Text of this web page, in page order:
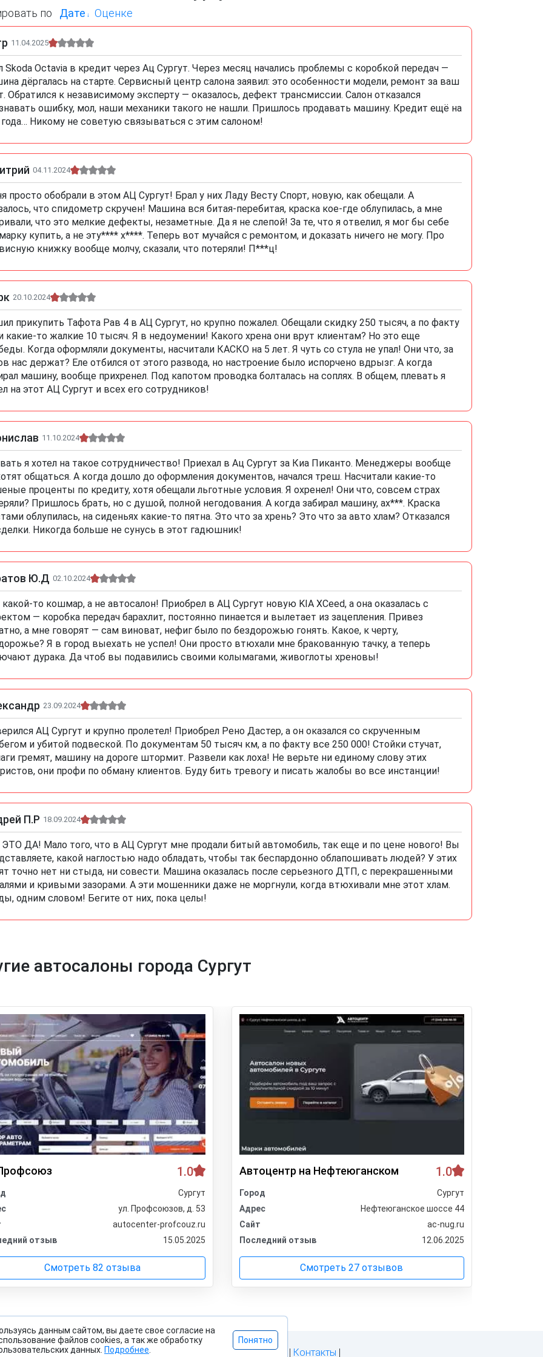
по Дате Оценке
11.04.2025
Skoda Octavia в кредит через Ац Сургут. Через месяц начались проблемы с коробкой передач —
дёргалась на старте. Сервисный центр салона заявил: это особенности модели, ремонт за ваш
Обратился к независимому эксперту — оказалось, дефект трансмиссии. Салон отказался
ошибку, мол, наши механики такого не нашли. Пришлось продавать машину. Кредит ещё на
года… Никому не советую связываться с этим салоном!
04.11.2024
просто обобрали в этом АЦ Сургут! Брал у них Ладу Весту Спорт, новую, как обещали. А
что спидометр скручен! Машина вся битая-перебитая, краска кое-где облупилась, а мне
что это мелкие дефекты, незаметные. Да я не слепой! За те, что я отвелил, я мог бы себе
купить, а не эту**** х****. Теперь вот мучайся с ремонтом, и доказать ничего не могу. Про
книжку вообще молчу, сказали, что потеряли! П***ц!
20.10.2024
прикупить Тафота Рав 4 в АЦ Сургут, но крупно пожалел. Обещали скидку 250 тысяч, а по факту
какие-то жалкие 10 тысяч. Я в недоумении! Какого хрена они врут клиентам? Но это еще
Когда оформляли документы, насчитали КАСКО на 5 лет. Я чуть со стула не упал! Они что, за
нас держат? Еле отбился от этого развода, но настроение было испорчено вдрызг. А когда
машину, вообще прихренел. Под капотом проводка болталась на соплях. В общем, плевать я
на этот АЦ Сургут и всех его сотрудников!
11.10.2024
я хотел на такое сотрудничество! Приехал в Ац Сургут за Киа Пиканто. Менеджеры вообще
общаться. А когда дошло до оформления документов, начался треш. Насчитали какие-то
проценты по кредиту, хотя обещали льготные условия. Я охренел! Они что, совсем страх
Пришлось брать, но с душой, полной негодования. А когда забирал машину, ах***. Краска
облупилась, на сиденьях какие-то пятна. Это что за хрень? Это что за авто хлам? Отказался
Никогда больше не сунусь в этот гадюшник!
Ю.Д 02.10.2024
то кошмар, а не автосалон! Приобрел в АЦ Сургут новую KIA XCeed, а она оказалась с
— коробка передач барахлит, постоянно пинается и вылетает из зацепления. Привез
а мне говорят — сам виноват, нефиг было по бездорожью гонять. Какое, к черту,
Я в город выехать не успел! Они просто втюхали мне бракованную тачку, а теперь
дурака. Да чтоб вы подавились своими колымагами, живоглоты хреновы!
23.09.2024
АЦ Сургут и крупно пролетел! Приобрел Рено Дастер, а он оказался со скрученным
и убитой подвеской. По документам 50 тысяч км, а по факту все 250 000! Стойки стучат,
гремят, машину на дороге штормит. Развели как лоха! Не верьте ни единому слову этих
они профи по обману клиентов. Буду бить тревогу и писать жалобы во все инстанции!
П.Р 18.09.2024
ЭТО ДА! Мало того, что в АЦ Сургут мне продали битый автомобиль, так еще и по цене нового! Вы
какой наглостью надо обладать, чтобы так беспардонно облапошивать людей? У этих
точно нет ни стыда, ни совести. Машина оказалась после серьезного ДТП, с перекрашенными
и кривыми зазорами. А эти мошенники даже не моргнули, когда втюхивали мне этот хлам.
одним словом! Бегите от них, пока целы!
автосалоны города Сургут
1.0
Сургут
ул. Профсоюзов, д. 53
autocenter-profcouz.ru
отзыв
15.05.2025
Смотреть 82 отзыва
Автоцентр на Нефтеюганском 1.0
Город
Сургут
Адрес
Нефтеюганское шоссе 44
Сайт
ac-nug.ru
Последний отзыв
12.06.2025
Смотреть 27 отзывов
защищены. |Политика конфиденциальности Правила сайта Контакты
данным сайтом, вы даете свое согласие на
файлов cookies, а так же обработку
данных. Подробнее
Понятно